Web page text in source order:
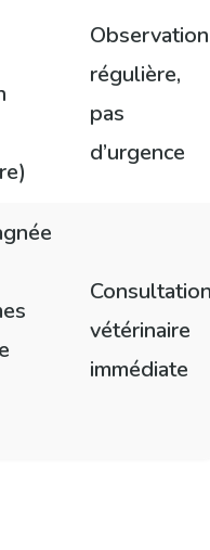
Observation
régulière,
pas
d’urgence
vétérinaire
immédiate